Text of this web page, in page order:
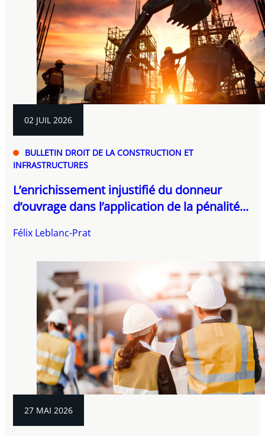
02 JUIL 2026
BULLETIN DROIT DE LA CONSTRUCTION ET
INFRASTRUCTURES
L’enrichissement injustifié du donneur
d’ouvrage dans l’application de la pénalité...
Félix Leblanc-Prat
27 MAI 2026